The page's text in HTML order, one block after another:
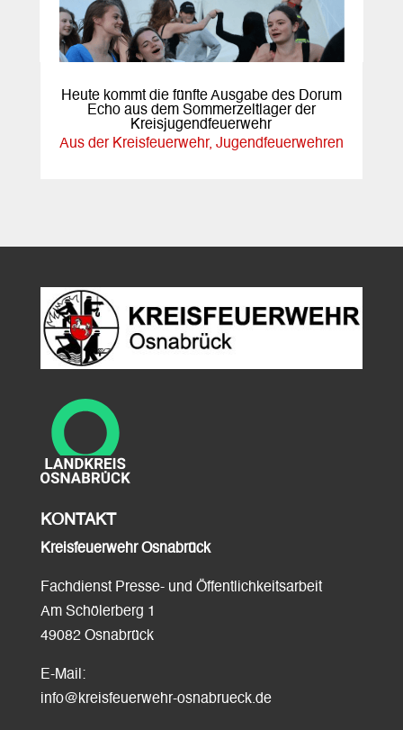
Heute kommt die fünfte Ausgabe des Dorum
Echo aus dem Sommerzeltlager der
Kreisjugendfeuerwehr
Aus der Kreisfeuerwehr, Jugendfeuerwehren
KONTAKT
Kreisfeuerwehr Osnabrück
Fachdienst Presse- und Öffentlichkeitsarbeit
Am Schölerberg 1
49082 Osnabrück
E-Mail:
info@kreisfeuerwehr-osnabrueck.de